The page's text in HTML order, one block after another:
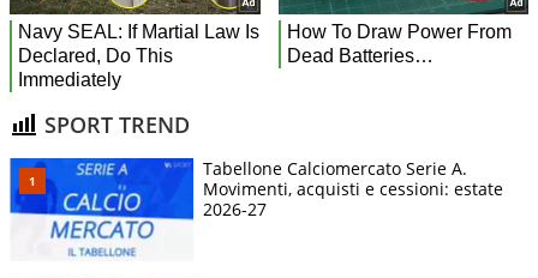
SPORT TREND
Tabellone Calciomercato Serie A.
Movimenti, acquisti e cessioni: estate
2026-27